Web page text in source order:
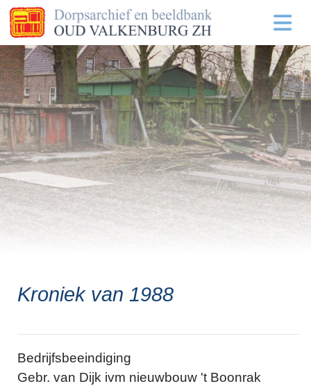
Kroniek van 1988
Bedrijfsbeeindiging
Gebr. van Dijk ivm nieuwbouw 't Boonrak